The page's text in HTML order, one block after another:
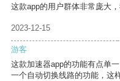
这款app的用户群体非常庞大
2023-12-15
游客
这款加速器app的功能有点单
一个自动切换线路的功能，这